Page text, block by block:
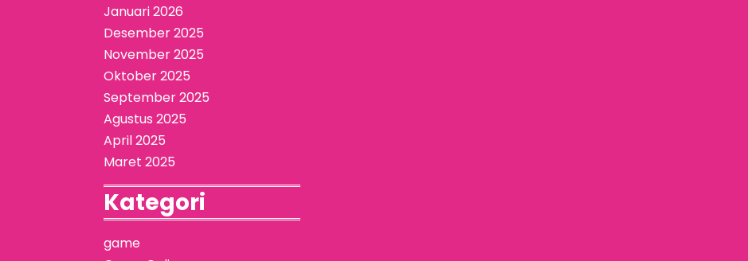
Januari 2026
Desember 2025
November 2025
Oktober 2025
September 2025
Agustus 2025
April 2025
Maret 2025
Kategori
game